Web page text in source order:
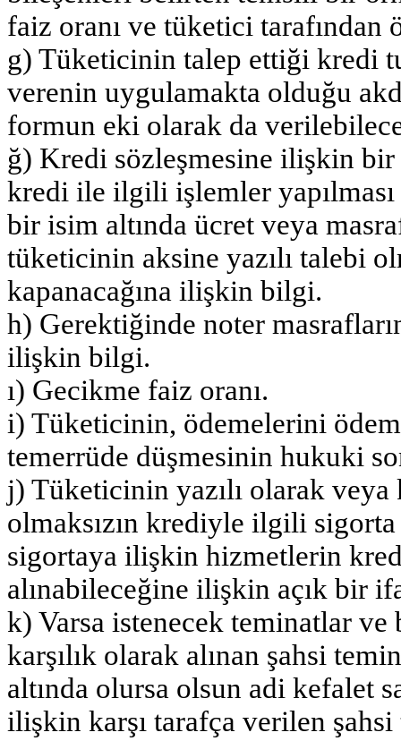
faiz oranı ve tüketici tarafından
g) Tüketicinin talep ettiği kredi
verenin uygulamakta olduğu
formun eki olarak da
ğ) Kredi sözleşmesine ilişkin bir
kredi ile ilgili işlemler
bir isim altında ücret veya
tüketicinin aksine yazılı talebi
kapanacağına ilişkin bilgi.
h) Gerektiğinde noter
ilişkin bilgi.
ı) Gecikme faiz oranı.
i) Tüketicinin, ödemelerini
temerrüde düşmesinin hukuki
j) Tüketicinin yazılı olarak veya
olmaksızın krediyle ilgili
sigortaya ilişkin hizmetlerin
alınabileceğine ilişkin açık bir
k) Varsa istenecek teminatlar
karşılık olarak alınan şahsi
altında olursa olsun adi kefalet
ilişkin karşı tarafça verilen